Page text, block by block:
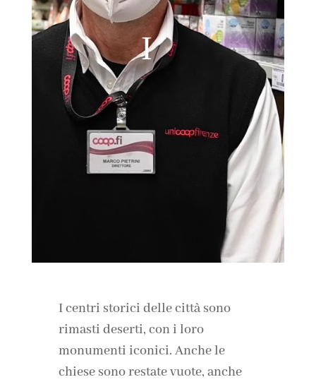
I centri storici delle città sono
rimasti deserti, con i loro
monumenti iconici. Anche le
chiese sono restate vuote, anche